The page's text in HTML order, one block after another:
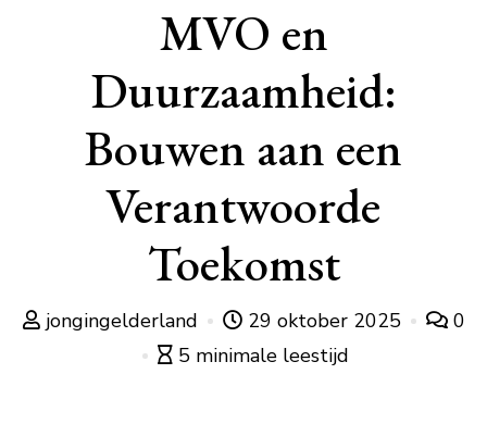
MVO en
Duurzaamheid:
Bouwen aan een
Verantwoorde
Toekomst
jongingelderland 29 oktober 2025
0
5 minimale leestijd